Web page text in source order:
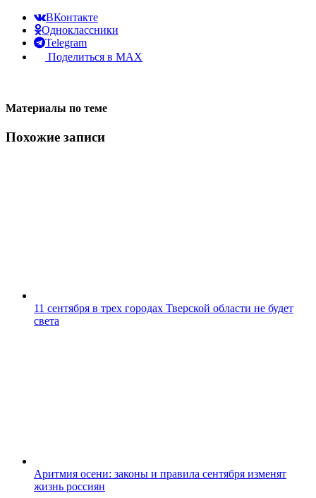
ВКонтакте
Одноклассники
Telegram
Поделиться в MAX
Материалы по теме
Похожие записи
11 сентября в трех городах Тверской области не будет
света
Аритмия осени: законы и правила сентября изменят
жизнь россиян